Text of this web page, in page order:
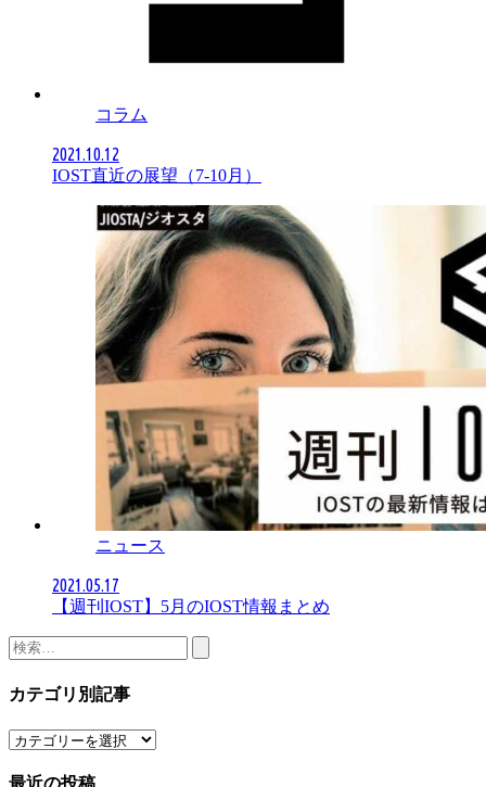
コラム
2021.10.12
IOST直近の展望（7-10月）
ニュース
2021.05.17
【週刊IOST】5月のIOST情報まとめ
検
カテゴリ別記事
カ
最近の投稿